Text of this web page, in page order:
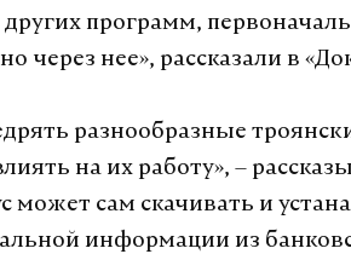
программ,
через нее», рассказали в
разнообразные
на их работу», –
может сам скачивать и
информации из